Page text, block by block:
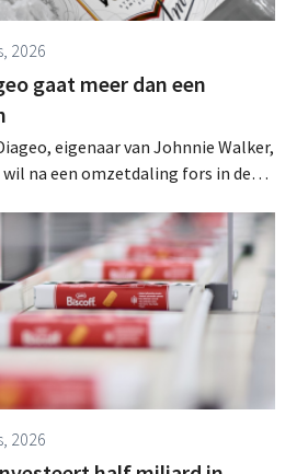
2026
gaat meer dan een
eigenaar van Johnnie Walker,
na een omzetdaling fors in de
cocktails.
2026